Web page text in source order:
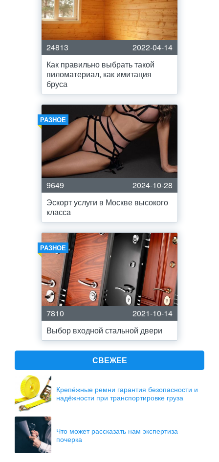
24813
2022-04-14
Как правильно выбрать такой
пиломатериал, как имитация
бруса
РАЗНОЕ
9649
2024-10-28
Эскорт услуги в Москве высокого
класса
РАЗНОЕ
7810
2021-10-14
Выбор входной стальной двери
СВЕЖЕЕ
Крепёжные ремни гарантия безопасности и
надёжности при транспортировке груза
Что может рассказать нам экспертиза
почерка